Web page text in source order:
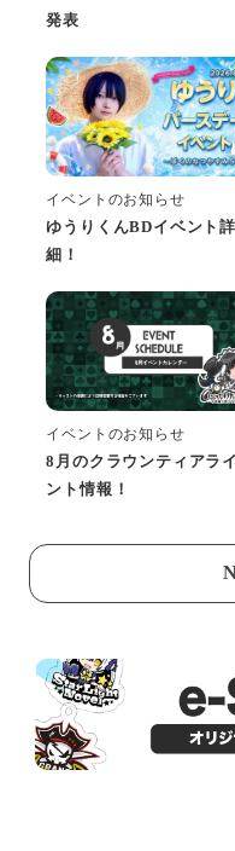
発表
イベントのお知らせ
ゆうりくんBDイベント詳
細！
イベントのお知らせ
8月のクラウンティアラ
ント情報！